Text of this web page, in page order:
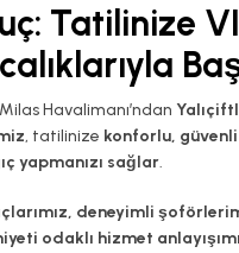
Tatilinize
Havalimanı’ndan
, tatilinize konforlu,
yapmanızı sağlar.
deneyimli
odaklı hizmet